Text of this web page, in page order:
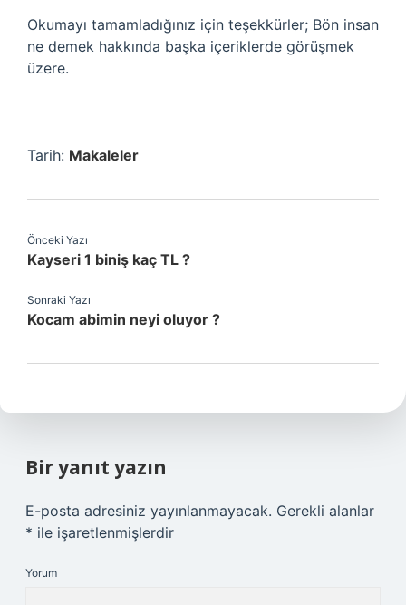
Okumayı tamamladığınız için teşekkürler; Bön insan
ne demek hakkında başka içeriklerde görüşmek
üzere.
Tarih: Makaleler
Önceki Yazı
Kayseri 1 biniş kaç TL ?
Sonraki Yazı
Kocam abimin neyi oluyor ?
Bir yanıt yazın
E-posta adresiniz yayınlanmayacak. Gerekli alanlar
* ile işaretlenmişlerdir
Yorum